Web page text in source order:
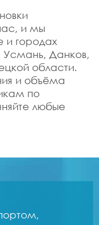
и мы
и городах
Усмань, Данков,
области.
и объёма
по
любые